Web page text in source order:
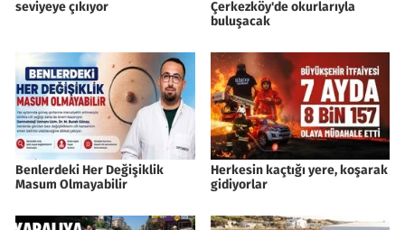
seviyeye çıkıyor
Çerkezköy'de okurlarıyla
buluşacak
Benlerdeki Her Değişiklik
Masum Olmayabilir
Herkesin kaçtığı yere, koşarak
gidiyorlar